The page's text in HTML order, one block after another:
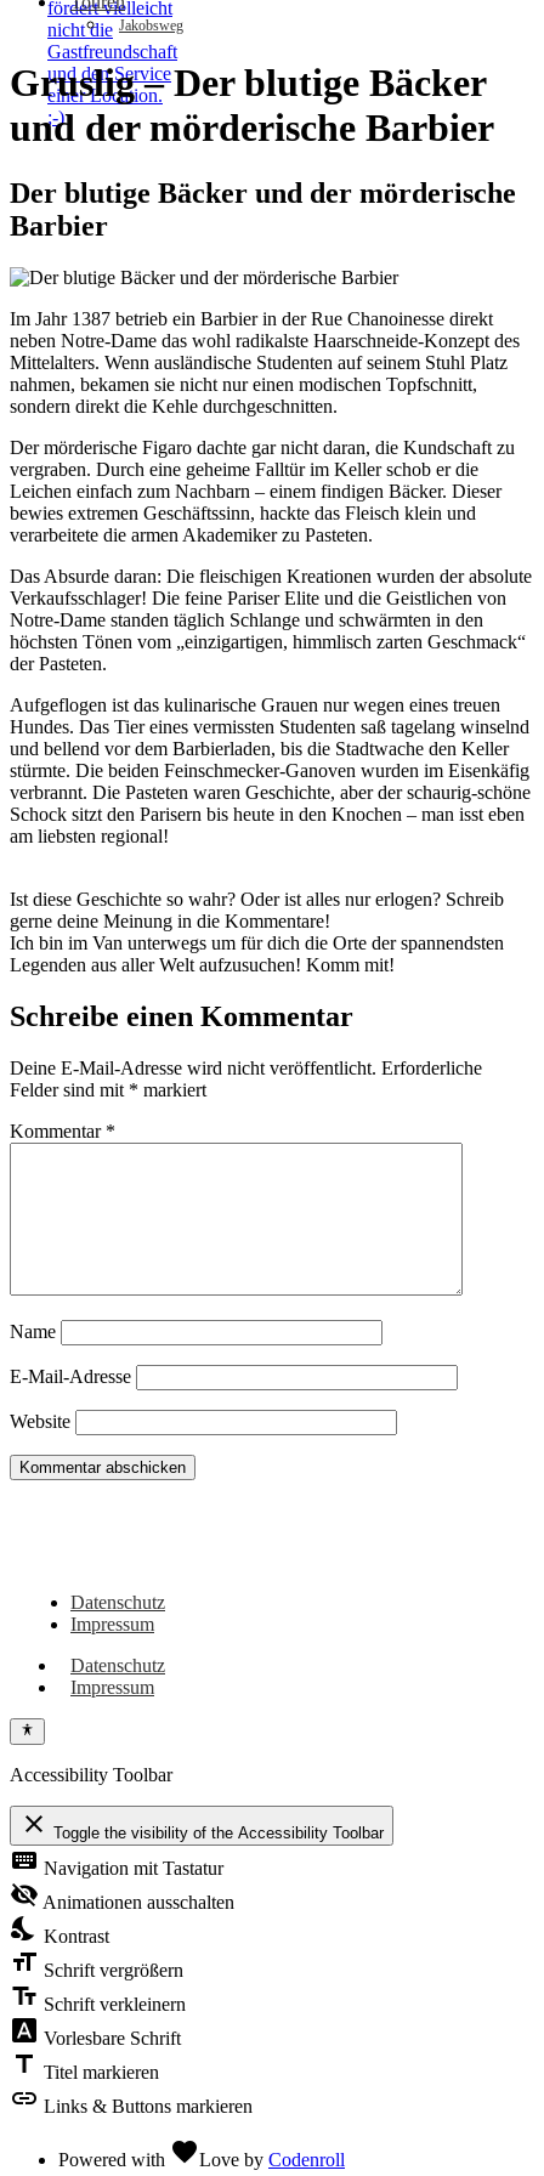
Jakobsweg
Gruslig – Der blutige Bäcker
und der mörderische Barbier
Der blutige Bäcker und der mörderische
Barbier
Im Jahr 1387 betrieb ein Barbier in der Rue Chanoinesse direkt
neben Notre-Dame das wohl radikalste Haarschneide-Konzept des
Mittelalters. Wenn ausländische Studenten auf seinem Stuhl Platz
nahmen, bekamen sie nicht nur einen modischen Topfschnitt,
sondern direkt die Kehle durchgeschnitten.
Der mörderische Figaro dachte gar nicht daran, die Kundschaft zu
vergraben. Durch eine geheime Falltür im Keller schob er die
Leichen einfach zum Nachbarn – einem findigen Bäcker. Dieser
bewies extremen Geschäftssinn, hackte das Fleisch klein und
verarbeitete die armen Akademiker zu Pasteten.
Das Absurde daran: Die fleischigen Kreationen wurden der absolute
Verkaufsschlager! Die feine Pariser Elite und die Geistlichen von
Notre-Dame standen täglich Schlange und schwärmten in den
höchsten Tönen vom „einzigartigen, himmlisch zarten Geschmack“
der Pasteten.
Aufgeflogen ist das kulinarische Grauen nur wegen eines treuen
Hundes. Das Tier eines vermissten Studenten saß tagelang winselnd
und bellend vor dem Barbierladen, bis die Stadtwache den Keller
stürmte. Die beiden Feinschmecker-Ganoven wurden im Eisenkäfig
verbrannt. Die Pasteten waren Geschichte, aber der schaurig-schöne
Schock sitzt den Parisern bis heute in den Knochen – man isst eben
am liebsten regional!
Ist diese Geschichte so wahr? Oder ist alles nur erlogen? Schreib
gerne deine Meinung in die Kommentare!
Ich bin im Van unterwegs um für dich die Orte der spannendsten
Legenden aus aller Welt aufzusuchen! Komm mit!
Schreibe einen Kommentar
Deine E-Mail-Adresse wird nicht veröffentlicht. Erforderliche
Felder sind mit * markiert
Kommentar *
Name
E-Mail-Adresse
Website
Datenschutz
Impressum
Datenschutz
Impressum
Accessibility Toolbar
close Toggle the visibility of the Accessibility Toolbar
keyboard Navigation mit Tastatur
visibility_off Animationen ausschalten
nights_stay Kontrast
format_size Schrift vergrößern
text_fields Schrift verkleinern
font_download Vorlesbare Schrift
title Titel markieren
link Links & Buttons markieren
Powered with favoriteLove by Codenroll